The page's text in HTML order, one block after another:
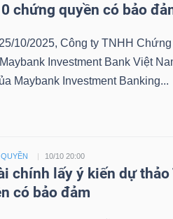
chứng quyền có bảo
10/2025, Công ty TNHH
Investment Bank Việt
Maybank Investment Banking...
10/10 20:00
chính lấy ý kiến dự
có bảo đảm